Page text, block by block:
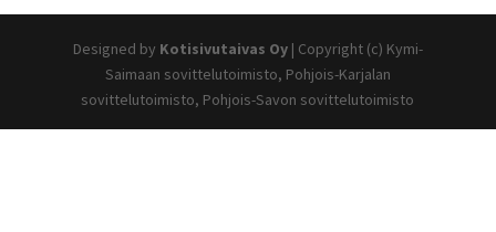
Designed by Kotisivutaivas Oy| Copyright (c) Kymi-
Saimaan sovittelutoimisto, Pohjois-Karjalan
sovittelutoimisto, Pohjois-Savon sovittelutoimisto